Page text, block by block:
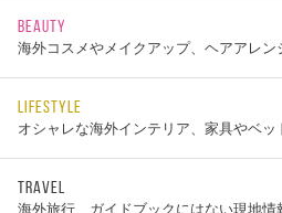
BEAUTY
海外コスメやメイクアップ、ヘアアレン
LIFESTYLE
オシャレな海外インテリア、家具やベッ
TRAVEL
海外旅行、ガイドブックにはない現地情